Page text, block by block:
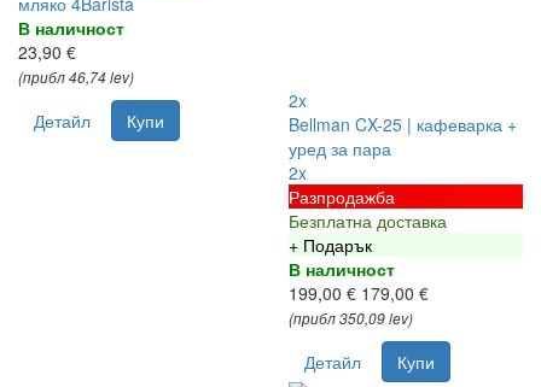
В наличност
23,90 €
(прибл 46,74 lev)
Детайл Купи
2x
Bellman CX-25 | кафеварка +
уред за пара
2x
Разпродажба
Безплатна доставка
+ Подарък
В наличност
199,00 € 179,00 €
(прибл 350,09 lev)
Детайл Купи